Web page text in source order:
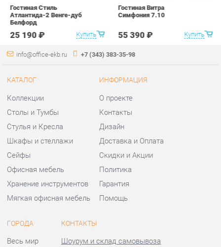
КАТАЛОГ
Коллекции
Столы и Тумбы
Стулья и Кресла
Шкафы и стеллажи
Сейфы
ИНФОРМАЦИЯ
Контакты
Дизайн
Доставка и Оплата
Скидки и Акции
ГОРОДА
Весь мир
Екатеринбург
КОНТАКТЫ
Шоурум и склад самовывоза
Уральских рабочих, 54
Телефон: +7 (343) 383-35-98
Отправить сообщение